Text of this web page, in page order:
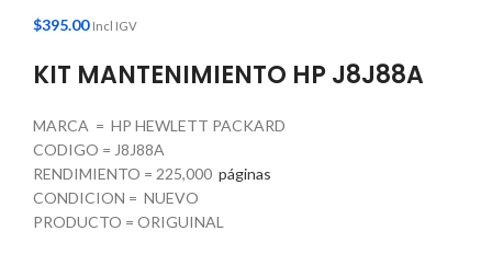
$395.00 Incl IGV
KIT MANTENIMIENTO HP J8J88A
MARCA = HP HEWLETT PACKARD
CODIGO = J8J88A
RENDIMIENTO = 225,000 páginas
CONDICION = NUEVO
PRODUCTO = ORIGUINAL